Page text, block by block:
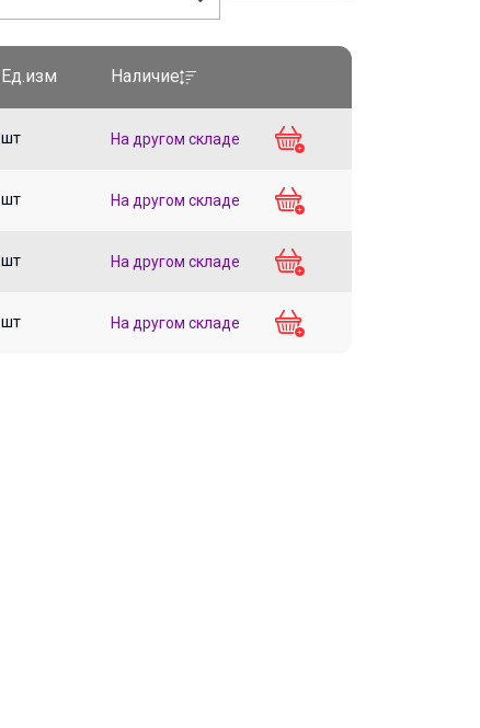
Ед.изм Наличие
шт На другом складе
шт На другом складе
шт На другом складе
шт На другом складе